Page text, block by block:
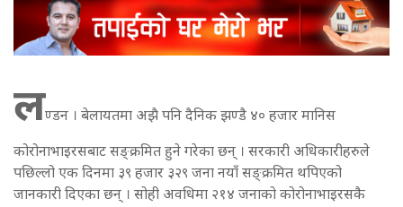
लण्डन । बेलायतमा अझै पनि दैनिक झण्डै ४० हजार मानिस
कोरोनाभाइरसबाट सङ्क्रमित हुने गरेका छन् । सरकारी अधिकारीहरुले
पछिल्लो एक दिनमा ३९ हजार ३२९ जना नयाँ सङ्क्रमित थपिएको
जानकारी दिएका छन् । सोही अवधिमा २१४ जनाको कोरोनाभाइरसकै